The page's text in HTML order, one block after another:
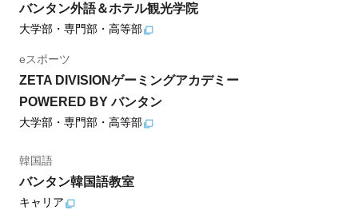
バンタン外語＆ホテル観光学院
大学部・専門部・高等部
eスポーツ
ZETA DIVISIONゲーミングアカデミー
POWERED BY バンタン
大学部・専門部・高等部
韓国語
バンタン韓国語教室
キャリア